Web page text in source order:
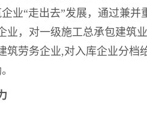
业“走出去”发展，通过兼并
业，对一级施工总承包建筑
筑劳务企业,对入库企业分档